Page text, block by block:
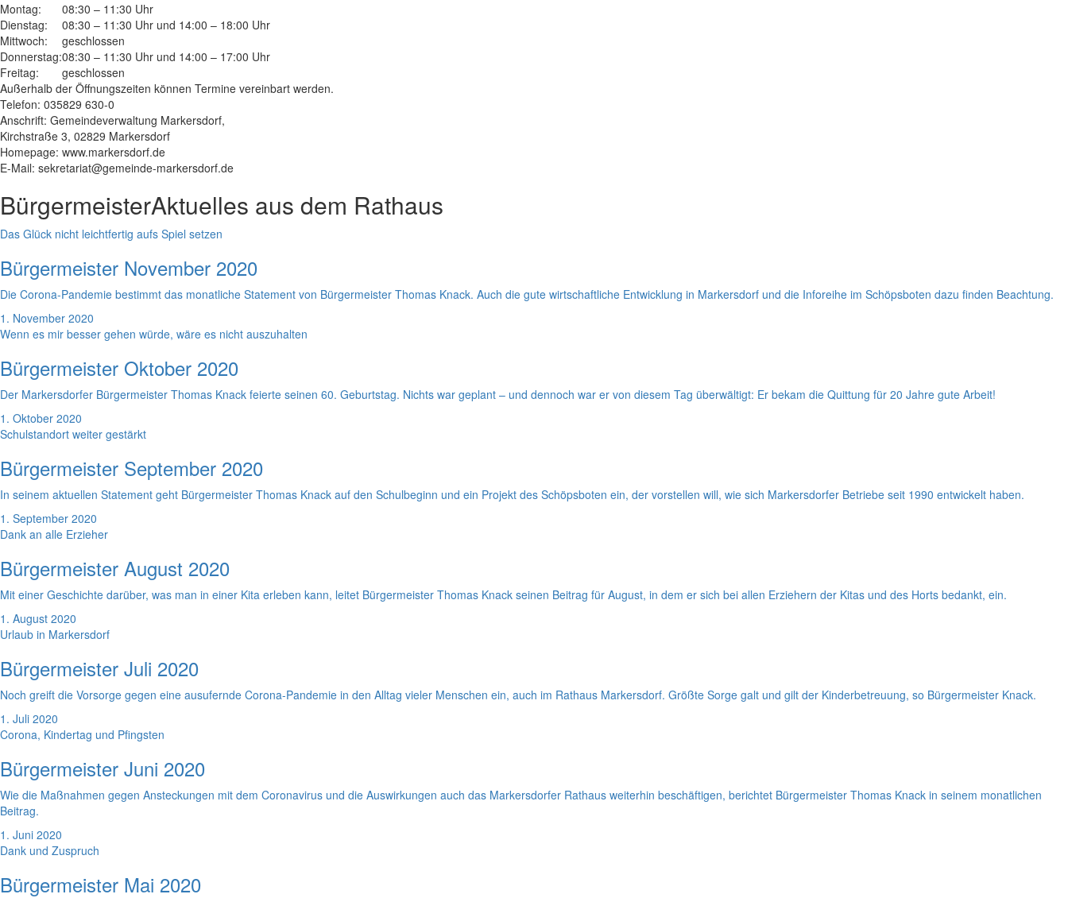
Montag:
08:30 – 11:30 Uhr
Dienstag:
08:30 – 11:30 Uhr und 14:00 – 18:00 Uhr
Mittwoch:
geschlossen
Donnerstag:08:30 – 11:30 Uhr und 14:00 – 17:00 Uhr
Freitag:
geschlossen
Außerhalb der Öffnungszeiten können Termine vereinbart werden.
Telefon: 035829 630-0
Anschrift: Gemeindeverwaltung Markersdorf,
Kirchstraße 3, 02829 Markersdorf
Homepage: www.markersdorf.de
E-Mail: sekretariat@gemeinde-markersdorf.de
BürgermeisterAktuelles aus dem Rathaus
Das Glück nicht leichtfertig aufs Spiel setzen
Bürgermeister November 2020
Die Corona-Pandemie bestimmt das monatliche Statement von Bürgermeister Thomas Knack. Auch die gute wirtschaftliche Entwicklung in Markersdorf und die Inforeihe im Schöpsboten dazu finden Beachtung.
1. November 2020
Wenn es mir besser gehen würde, wäre es nicht auszuhalten
Bürgermeister Oktober 2020
Der Markersdorfer Bürgermeister Thomas Knack feierte seinen 60. Geburtstag. Nichts war geplant – und dennoch war er von diesem Tag überwältigt: Er bekam die Quittung für 20 Jahre gute Arbeit!
1. Oktober 2020
Schulstandort weiter gestärkt
Bürgermeister September 2020
In seinem aktuellen Statement geht Bürgermeister Thomas Knack auf den Schulbeginn und ein Projekt des Schöpsboten ein, der vorstellen will, wie sich Markersdorfer Betriebe seit 1990 entwickelt haben.
1. September 2020
Dank an alle Erzieher
Bürgermeister August 2020
Mit einer Geschichte darüber, was man in einer Kita erleben kann, leitet Bürgermeister Thomas Knack seinen Beitrag für August, in dem er sich bei allen Erziehern der Kitas und des Horts bedankt, ein.
1. August 2020
Urlaub in Markersdorf
Bürgermeister Juli 2020
Noch greift die Vorsorge gegen eine ausufernde Corona-Pandemie in den Alltag vieler Menschen ein, auch im Rathaus Markersdorf. Größte Sorge galt und gilt der Kinderbetreuung, so Bürgermeister Knack.
1. Juli 2020
Corona, Kindertag und Pfingsten
Bürgermeister Juni 2020
Wie die Maßnahmen gegen Ansteckungen mit dem Coronavirus und die Auswirkungen auch das Markersdorfer Rathaus weiterhin beschäftigen, berichtet Bürgermeister Thomas Knack in seinem monatlichen
Beitrag.
1. Juni 2020
Dank und Zuspruch
Bürgermeister Mai 2020